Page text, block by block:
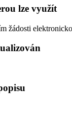
lze využít
žádosti